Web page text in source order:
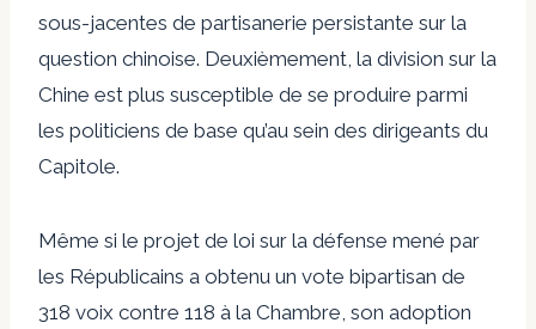
sous-jacentes de partisanerie persistante sur la
question chinoise. Deuxièmement, la division sur la
Chine est plus susceptible de se produire parmi
les politiciens de base qu’au sein des dirigeants du
Capitole.
Même si le projet de loi sur la défense mené par
les Républicains a obtenu un vote bipartisan de
318 voix contre 118 à la Chambre, son adoption